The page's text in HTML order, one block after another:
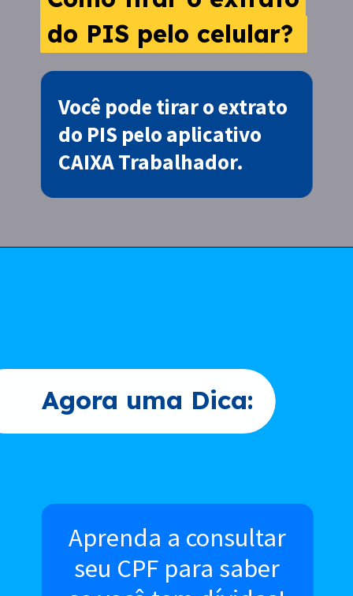
Você pode tirar o extrato
do PIS pelo aplicativo
CAIXA Trabalhador.
do PIS pelo celular?
do PIS pelo celular?
Agora uma Dica:
Aprenda a consultar
seu CPF para saber